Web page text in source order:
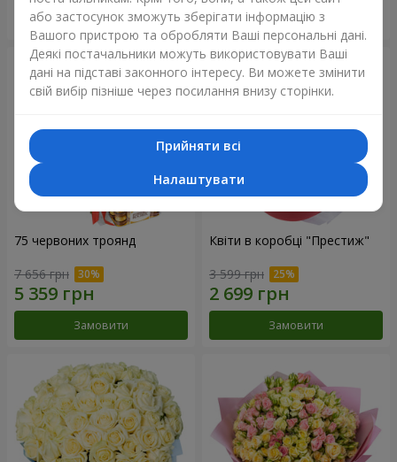
Замовити Замовити
75 червоних троянд
7 656 грн
Замовити
Квіти в коробці "Престиж"
3 599 грн
Замовити
або застосунок зможуть зберігати інформацію з
Вашого пристрою та обробляти Ваші персональні дані.
Деякі постачальники можуть використовувати Ваші
дані на підставі законного інтересу. Ви можете змінити
свій вибір пізніше через посилання внизу сторінки.
Прийняти всі
Налаштувати